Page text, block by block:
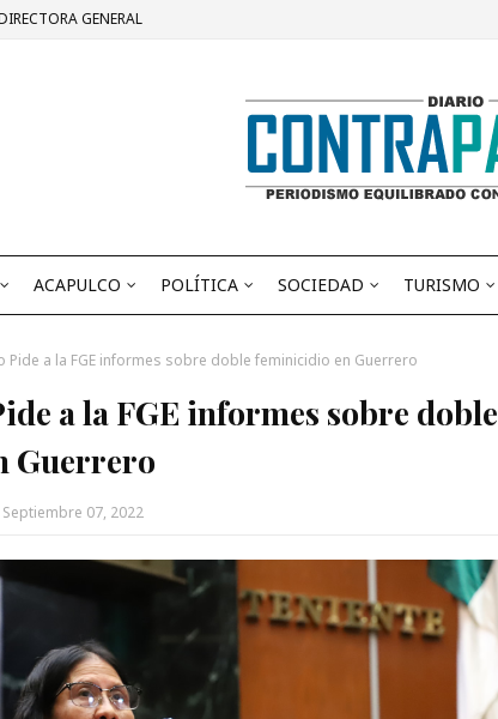
GENERAL
ACAPULCO POLÍTICA SOCIEDAD TURISMO
Pide a la FGE informes sobre doble feminicidio en Guerrero
a la FGE informes sobre doble
Guerrero
Septiembre 07, 2022